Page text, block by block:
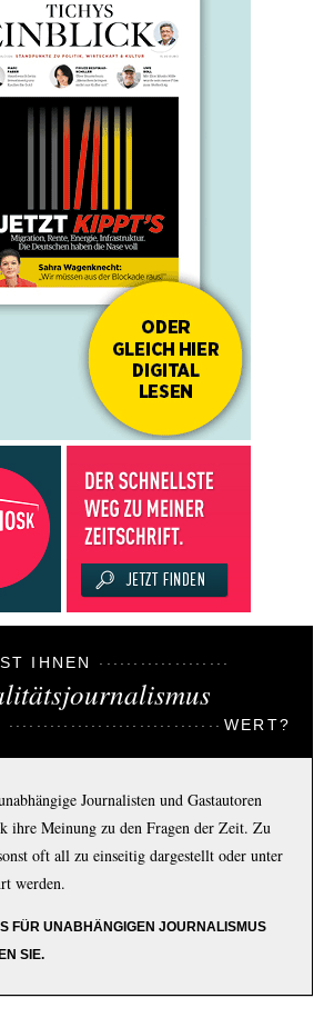
IHNEN
WERT?
Journalisten und Gastautoren
ihre Meinung zu den Fragen der Zeit. Zu
oft all zu einseitig dargestellt oder unter
werden.
FÜR UNABHÄNGIGEN JOURNALISMUS
SIE.